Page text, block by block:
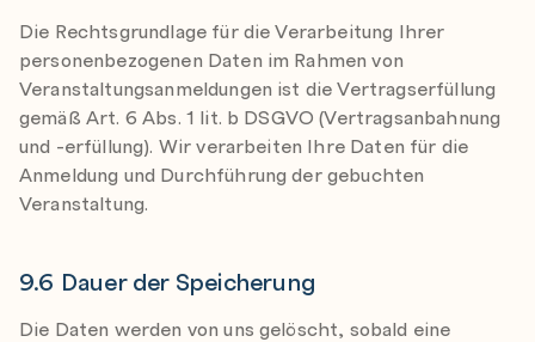
Die Rechtsgrundlage für die Verarbeitung Ihrer
personenbezogenen Daten im Rahmen von
Veranstaltungsanmeldungen ist die Vertragserfüllung
gemäß Art. 6 Abs. 1 lit. b DSGVO (Vertragsanbahnung
und -erfüllung). Wir verarbeiten Ihre Daten für die
Anmeldung und Durchführung der gebuchten
Veranstaltung.
9.6 Dauer der Speicherung
Die Daten werden von uns gelöscht, sobald eine